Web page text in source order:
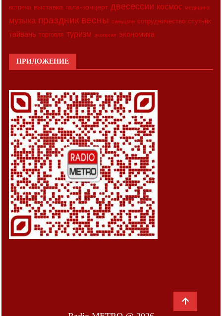
встреча выставка гала-концерт двесессии космос медицина
музыка праздник весны синьцзян сотрудничество спутник
тайвань торговля туризм экология экономика
ПРИЛОЖЕНИЕ